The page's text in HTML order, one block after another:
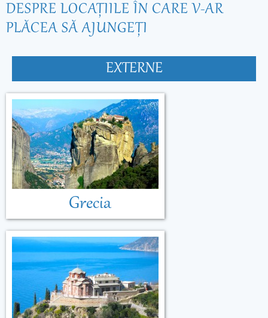
DESPRE LOCAŢIILE ÎN CARE V-AR
PLĂCEA SĂ AJUNGEŢI
EXTERNE
Grecia